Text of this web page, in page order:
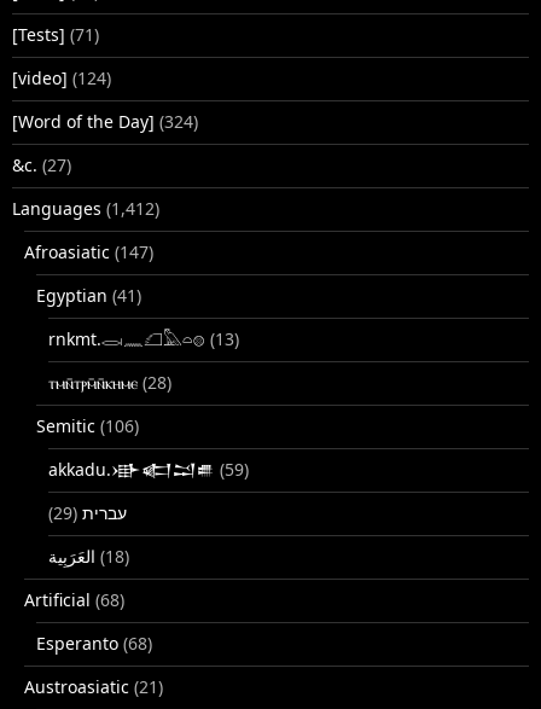
[Tests] (71)
[video] (124)
[Word of the Day] (324)
&c. (27)
Languages (1,412)
Afroasiatic (147)
Egyptian (41)
rnkmt.𓂋𓏺𓈖𓆎𓅓𓏏𓊖 (13)
ⲧⲙⲛ̄ⲧⲣⲙ̄ⲛ̄ⲕⲏⲙⲉ (28)
Semitic (106)
akkadu.𒀝𒅗𒁺𒌑 (59)
עברית (29)
(18)
Artificial (68)
Esperanto (68)
Austroasiatic (21)